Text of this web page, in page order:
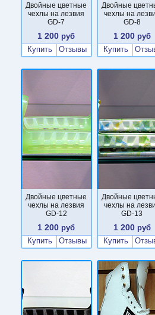
Двойные цветные
чехлы на лезвия
GD-7
1 200 руб
Купить
Отзывы
Двойные
чехлы на
GD-8
1 200 руб
Купить
Двойные цветные
чехлы на лезвия
GD-12
1 200 руб
Купить
Отзывы
Двойные
чехлы на
GD-13
1 200 руб
Купить